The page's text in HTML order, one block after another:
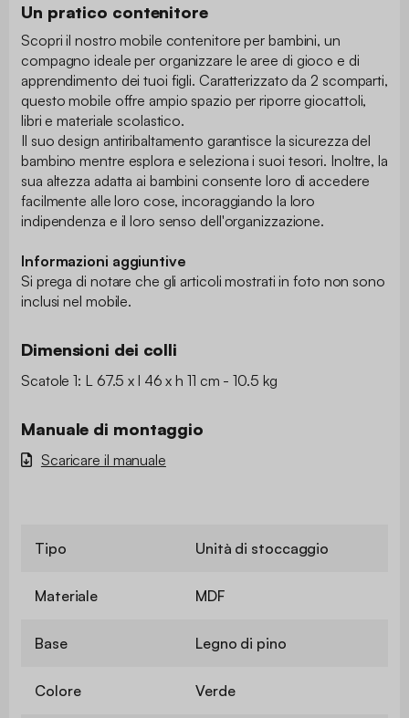
Un pratico contenitore
Scopri il nostro mobile contenitore per bambini, un
compagno ideale per organizzare le aree di gioco e di
apprendimento dei tuoi figli. Caratterizzato da 2 scomparti,
questo mobile offre ampio spazio per riporre giocattoli,
libri e materiale scolastico.
Il suo design antiribaltamento garantisce la sicurezza del
bambino mentre esplora e seleziona i suoi tesori. Inoltre, la
sua altezza adatta ai bambini consente loro di accedere
facilmente alle loro cose, incoraggiando la loro
indipendenza e il loro senso dell'organizzazione.
Informazioni aggiuntive
Si prega di notare che gli articoli mostrati in foto non sono
inclusi nel mobile.
Dimensioni dei colli
Scatole 1: L 67.5 x l 46 x h 11 cm - 10.5 kg
Manuale di montaggio
Scaricare il manuale
Tipo Unità di stoccaggio
Materiale MDF
Base Legno di pino
Colore Verde